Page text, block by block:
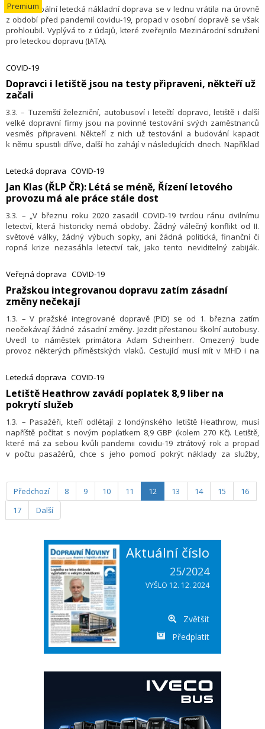
Premium
4.3. – Globální letecká nákladní doprava se v lednu vrátila na úrovně
z období před pandemií covidu-19, propad v osobní dopravě se však
prohloubil. Vyplývá to z údajů, které zveřejnilo Mezinárodní sdružení
pro leteckou dopravu (IATA).
COVID-19
Dopravci i letiště jsou na testy připraveni, někteří už
začali
3.3. – Tuzemští železniční, autobusoví i letečtí dopravci, letiště i další
velké dopravní firmy jsou na povinné testování svých zaměstnanců
vesměs připraveni. Někteří z nich už testování a budování kapacit
k němu spustili dříve, další ho zahájí v následujících dnech. Například
Letecká doprava COVID-19
Jan Klas (ŘLP ČR): Létá se méně, Řízení letového
provozu má ale práce stále dost
3.3. – „V březnu roku 2020 zasadil COVID-19 tvrdou ránu civilnímu
letectví, která historicky nemá obdoby. Žádný válečný konflikt od II.
světové války, žádný výbuch sopky, ani žádná politická, finanční či
ropná krize nezasáhla letectví tak, jako tento neviditelný zabiják.
letového provozu v českém vzdušném prostoru o více než dvě třetiny
ve srovnání s rokem 2019,“ uvedl v úvodu komentáře k situaci
v letecké dopravě Ing. Jan Klas, generální ředitel Ředitelství letového
provozu ČR, s. p. Jeho vyjádření přinášíme v přinášíme v původním
Veřejná doprava COVID-19
​Pražskou integrovanou dopravu zatím zásadní
změny nečekají
1.3. – V pražské integrované dopravě (PID) se od 1. března zatím
neočekávají žádné zásadní změny. Jezdit přestanou školní autobusy.
Uvedl to náměstek primátora Adam Scheinherr. Omezený bude
provoz některých příměstských vlaků. Cestující musí mít v MHD i na
V rámci PID již dnes fungují linky v hlavním městě a Středočeském kraji.
Provoz PID vyjde ročně okolo 20 miliard Kč.
Letecká doprava COVID-19
​Letiště Heathrow zavádí poplatek 8,9 liber na
pokrytí služeb
1.3. – Pasažéři, kteří odlétají z londýnského letiště Heathrow, musí
napříště počítat s novým poplatkem 8,9 GBP (kolem 270 Kč). Letiště,
které má za sebou kvůli pandemii covidu-19 ztrátový rok a propad
v počtu pasažérů, chce s jeho pomocí pokrýt náklady za služby,
Předchozí
8 9 10 11 12 13 14 15
16
17
Další
Aktuální číslo
25/2024
VYŠLO 12. 12. 2024
Zvětšit
Předplatit